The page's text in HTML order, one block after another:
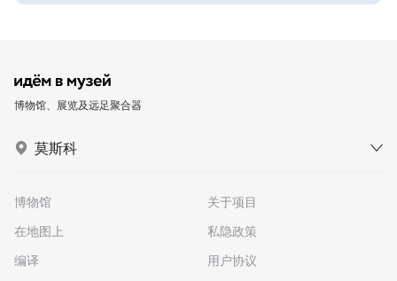
博物馆、展览及远足聚合器
莫斯科
博物馆
在地图上
编译
关于项目
私隐政策
用户协议